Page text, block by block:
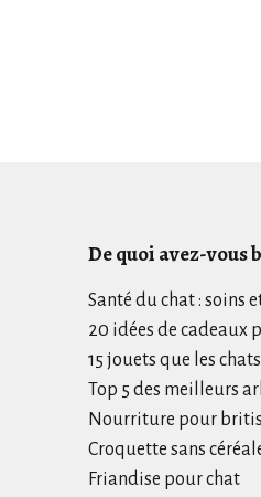
De quoi avez-vous
Santé du chat : soins
20 idées de cadeaux
15 jouets que les
Top 5 des meilleurs
Nourriture pour
Croquette sans
Friandise pour chat